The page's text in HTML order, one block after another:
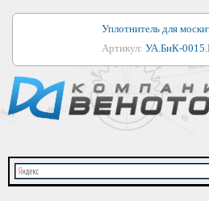
Уплотнитель для
Артикул: УА.БиК-
Уплотнитель для
Артикул:1044
Уплотнитель для
Артикул:УМ.БиК-
Уплотнитель